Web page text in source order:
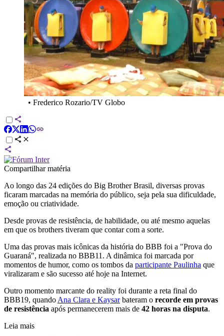
• Frederico Rozario/TV Globo
Compartilhar matéria
Ao longo das 24 edições do Big Brother Brasil, diversas provas
ficaram marcadas na memória do público, seja pela sua dificuldade,
emoção ou criatividade.
Desde provas de resistência, de habilidade, ou até mesmo aquelas
em que os brothers tiveram que contar com a sorte.
Uma das provas mais icônicas da história do BBB foi a "Prova do
Guaraná", realizada no BBB11. A dinâmica foi marcada por
momentos de humor, como os tombos da participante Paulinha que
viralizaram e são sucesso até hoje na Internet.
Outro momento marcante do reality foi durante a reta final do
BBB19, quando Ana Clara e Kaysarbateram o recorde em provas
de resistência após permanecerem mais de 42 horas na disputa.
Leia mais